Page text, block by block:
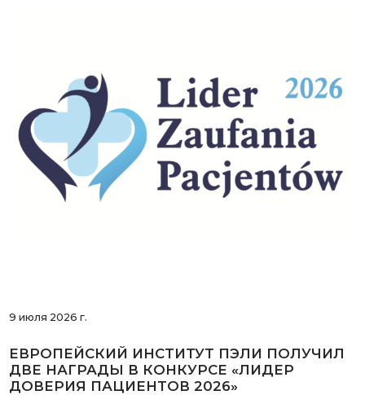
9 июля 2026 г.
ЕВРОПЕЙСКИЙ ИНСТИТУТ ПЭЛИ ПОЛУЧИЛ
ДВЕ НАГРАДЫ В КОНКУРСЕ «ЛИДЕР
ДОВЕРИЯ ПАЦИЕНТОВ 2026»